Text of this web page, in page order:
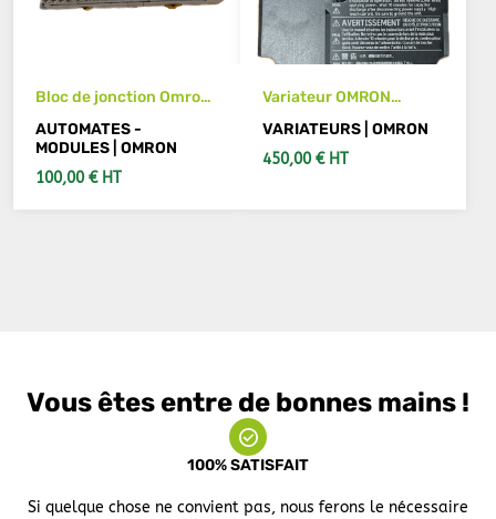
Bloc de jonction Omron
SRT2-MD16T-1
AUTOMATES -
MODULES | OMRON
100,00 € HT
Variateur OMRON
3G3M1-A4015
VARIATEURS | OMRON
450,00 € HT
Vous êtes entre de bonnes mains !
100% SATISFAIT
Si quelque chose ne convient pas, nous ferons le nécessaire